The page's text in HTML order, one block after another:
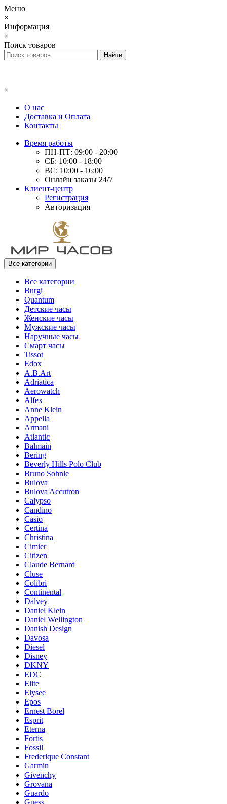
Меню
×
Информация
×
Поиск товаров
×
О нас
Доставка и Оплата
Контакты
Время работы
ПН-ПТ: 09:00 - 20:00
СБ: 10:00 - 18:00
ВС: 10:00 - 16:00
Онлайн заказы 24/7
Клиент-центр
Регистрация
Авторизация
Все категории
Все категории
Burgi
Quantum
Детские часы
Женские часы
Мужские часы
Наручные часы
Смарт часы
Tissot
Edox
A.B.Art
Adriatica
Aerowatch
Alfex
Anne Klein
Appella
Armani
Atlantic
Balmain
Bering
Beverly Hills Polo Club
Bruno Sohnle
Bulova
Bulova Accutron
Calypso
Candino
Casio
Certina
Christina
Cimier
Citizen
Claude Bernard
Cluse
Colibri
Continental
Dalvey
Daniel Klein
Daniel Wellington
Danish Design
Davosa
Diesel
Disney
DKNY
EDC
Elite
Elysee
Epos
Ernest Borel
Esprit
Eterna
Fortis
Fossil
Frederique Constant
Garmin
Givenchy
Grovana
Guardo
Guess